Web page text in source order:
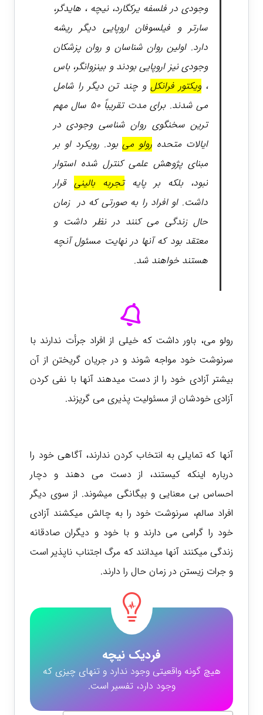
وجودی در فلسفه یرکگارد، نیچه ، هایدگر،
سارتر و فیلسوفان اروپایی دیگر ریشه
دارد. اولین روان شناسان و روان پزشکان
وجودی نیز اروپایی بودند و بینزوانگر، باس
، ویکتور فرانکل و چند تن دیگر را شامل
می شدند.
برای مدت تقریباً ۵۰ سال مهم
ترین سخنگوی روان شناسی وجودی در
ایالات متحده رولو میبود. رویکرد او بر
مبنای پژوهش علمی کنترل شده استوار
نبود، بلکه بر پایهتجربه بالینیقرار
داشت. او افراد را به صورتی که در زمان
حال زندگی می کنند در نظر داشت و
معتقد بود که آنها در نهایت مسئول آنچه
هستند خواهند شد.
رولو می، باور داشت که خیلی از افراد جرأت ندارند با
سرنوشت خود مواجه شوند و در جریان گریختن از آن
بیشتر آزادی خود را از دست میدهند آنها با نفی کردن
آزادی خودشان از مسئولیت پذیری می گریزند.
آنها که تمایلی به انتخاب کردن ندارند، آگاهی خود را
درباره اینکه کیستند، از دست می دهند و دچار
احساس بی معنایی و بیگانگی میشوند. از سوی دیگر
افراد سالم، سرنوشت خود را به چالش میکشند آزادی
خود را گرامی می دارند و با خود و دیگران صادقانه
زندگی میکنند آنها میدانند که مرگ اجتناب ناپذیر است
و جرات زیستن در زمان حال را دارند.
فردیک نیچه
هیچ گونه واقعیتی وجود ندارد و تنهای چیزی که
وجود دارد، تفسیر است.